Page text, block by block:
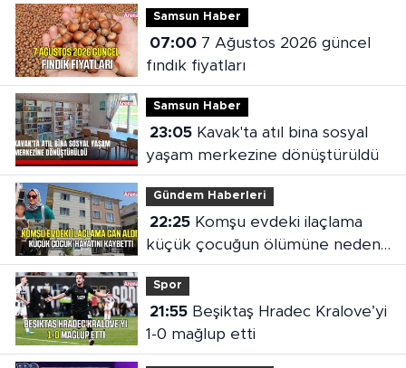
Samsun Haber
07:007 Ağustos 2026 güncel
fındık fiyatları
Samsun Haber
23:05Kavak'ta atıl bina sosyal
yaşam merkezine dönüştürüldü
Gündem Haberleri
22:25Komşu evdeki ilaçlama
küçük çocuğun ölümüne neden
oldu
Spor
21:55Beşiktaş Hradec Kralove’yi
1-0 mağlup etti